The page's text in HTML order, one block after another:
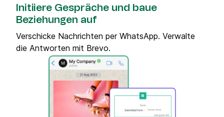
Initiiere Gespräche und baue
Beziehungen auf
Verschicke Nachrichten per WhatsApp. Verwalte
die Antworten mit Brevo.